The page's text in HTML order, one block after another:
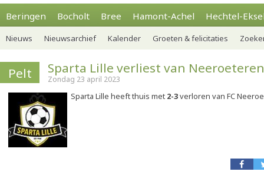
Beringen Bocholt Bree Hamont-Achel Hechtel-
Nieuws Nieuwsarchief Kalender Groeten & felicitaties
Pelt Sparta Lille verliest van Neeroeteren
Zondag 23 april 2023
Sparta Lille heeft thuis met 2-3verloren van FC